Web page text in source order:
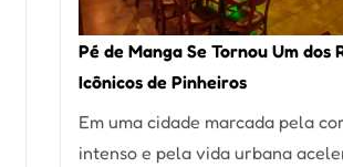
Pé de Manga Se Tornou Um dos
Icônicos de Pinheiros
Em uma cidade marcada pela
intenso e pela vida urbana